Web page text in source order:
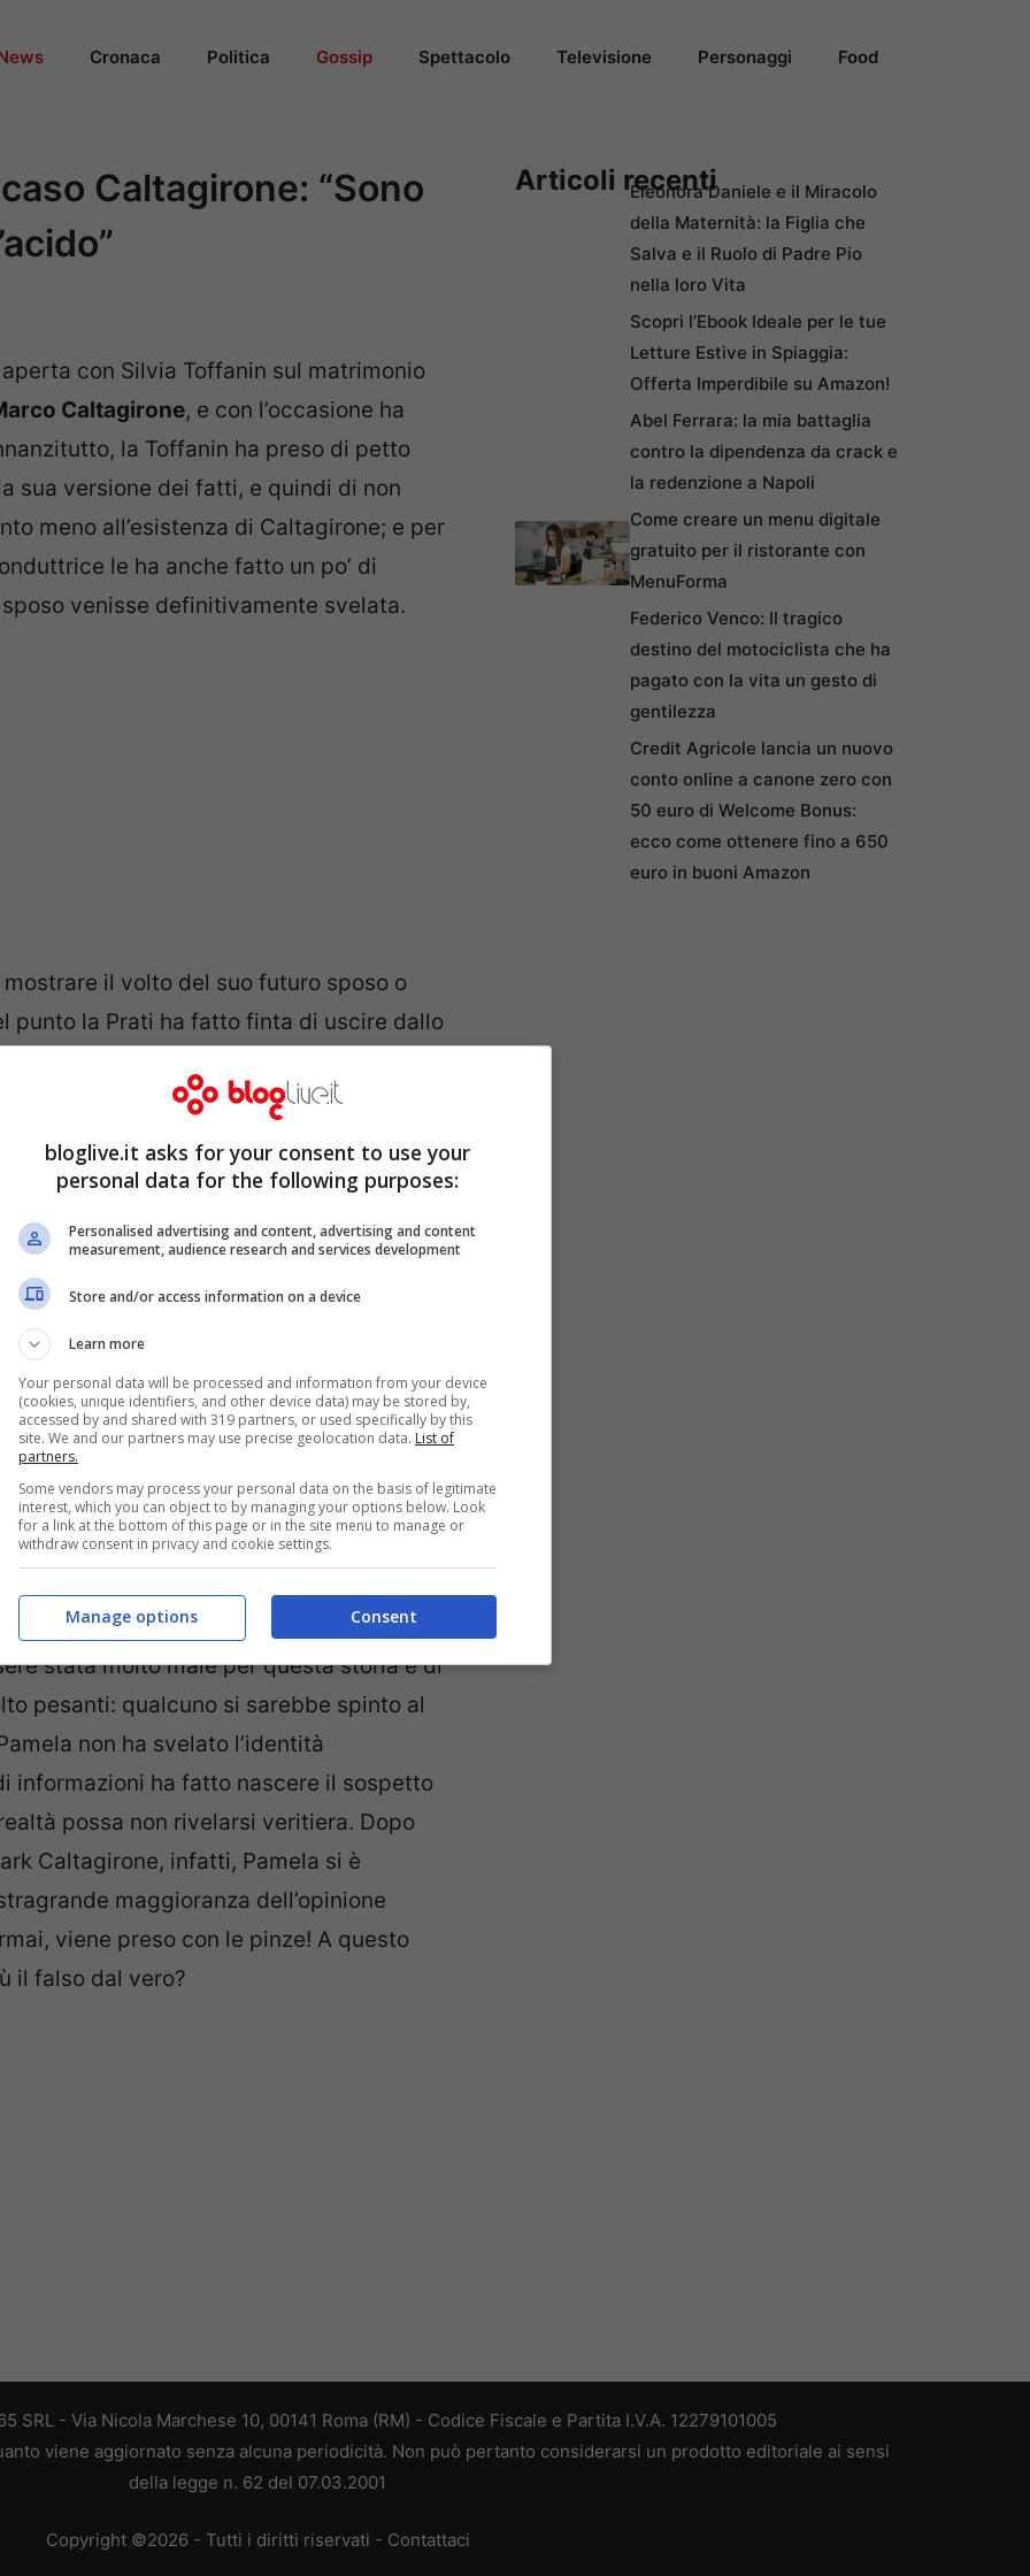
Cronaca Politica Gossip Spettacolo Televisione Personaggi Food
Caltagirone: “Sono
con Silvia Toffanin sul matrimonio
Caltagirone, e con l’occasione ha
la Toffanin ha preso di petto
sua versione dei fatti, e quindi di non
meno all’esistenza di Caltagirone; e per
le ha anche fatto un po’ di
venisse definitivamente svelata.
il volto del suo futuro sposo o
punto la Prati ha fatto finta di uscire dallo
a quanto rivelato da Riccardo
mezzora. Dopo di che, al rientro, si
la ritrae al fianco di Mark e dei piccoli
loro presi in affido.
di vera tensione, ma al di là di questo, ciò
alcune rivelazioni fatte dalla showgirl.
stata molto male per questa storia e di
pesanti: qualcuno si sarebbe spinto al
non ha svelato l’identità
informazioni ha fatto nascere il sospetto
possa non rivelarsi veritiera. Dopo
Caltagirone, infatti, Pamela si è
maggioranza dell’opinione
viene preso con le pinze! A questo
il falso dal vero?
Articoli recentiEleonora Daniele e il Miracolo
della Maternità: la Figlia che
Salva e il Ruolo di Padre Pio
nella loro Vita
Scopri l’Ebook Ideale per le tue
Letture Estive in Spiaggia:
Offerta Imperdibile su Amazon!
Abel Ferrara: la mia battaglia
contro la dipendenza da crack e
la redenzione a Napoli
Come creare un menu digitale
gratuito per il ristorante con
MenuForma
Federico Venco: Il tragico
destino del motociclista che ha
pagato con la vita un gesto di
gentilezza
Credit Agricole lancia un nuovo
conto online a canone zero con
50 euro di Welcome Bonus:
ecco come ottenere fino a 650
euro in buoni Amazon
SRL - Via Nicola Marchese 10, 00141 Roma (RM) - Codice Fiscale e Partita I.V.A. 12279101005
viene aggiornato senza alcuna periodicità. Non può pertanto considerarsi un prodotto editoriale ai sensi
della legge n. 62 del 07.03.2001
Copyright ©2026 - Tutti i diritti riservati - Contattaci
bloglive.it asks for your consent to use your
personal data for the following purposes:
Personalised advertising and content, advertising and content
measurement, audience research and services development
Store and/or access information on a device
Learn more
Your personal data will be processed and information from your device
(cookies, unique identifiers, and other device data) may be stored by,
accessed by and shared with 319 partners, or used specifically by this
site. We and our partners may use precise geolocation data. List of
partners.
Some vendors may process your personal data on the basis of legitimate
interest, which you can object to by managing your options below. Look
for a link at the bottom of this page or in the site menu to manage or
withdraw consent in privacy and cookie settings.
Consent
Manage options